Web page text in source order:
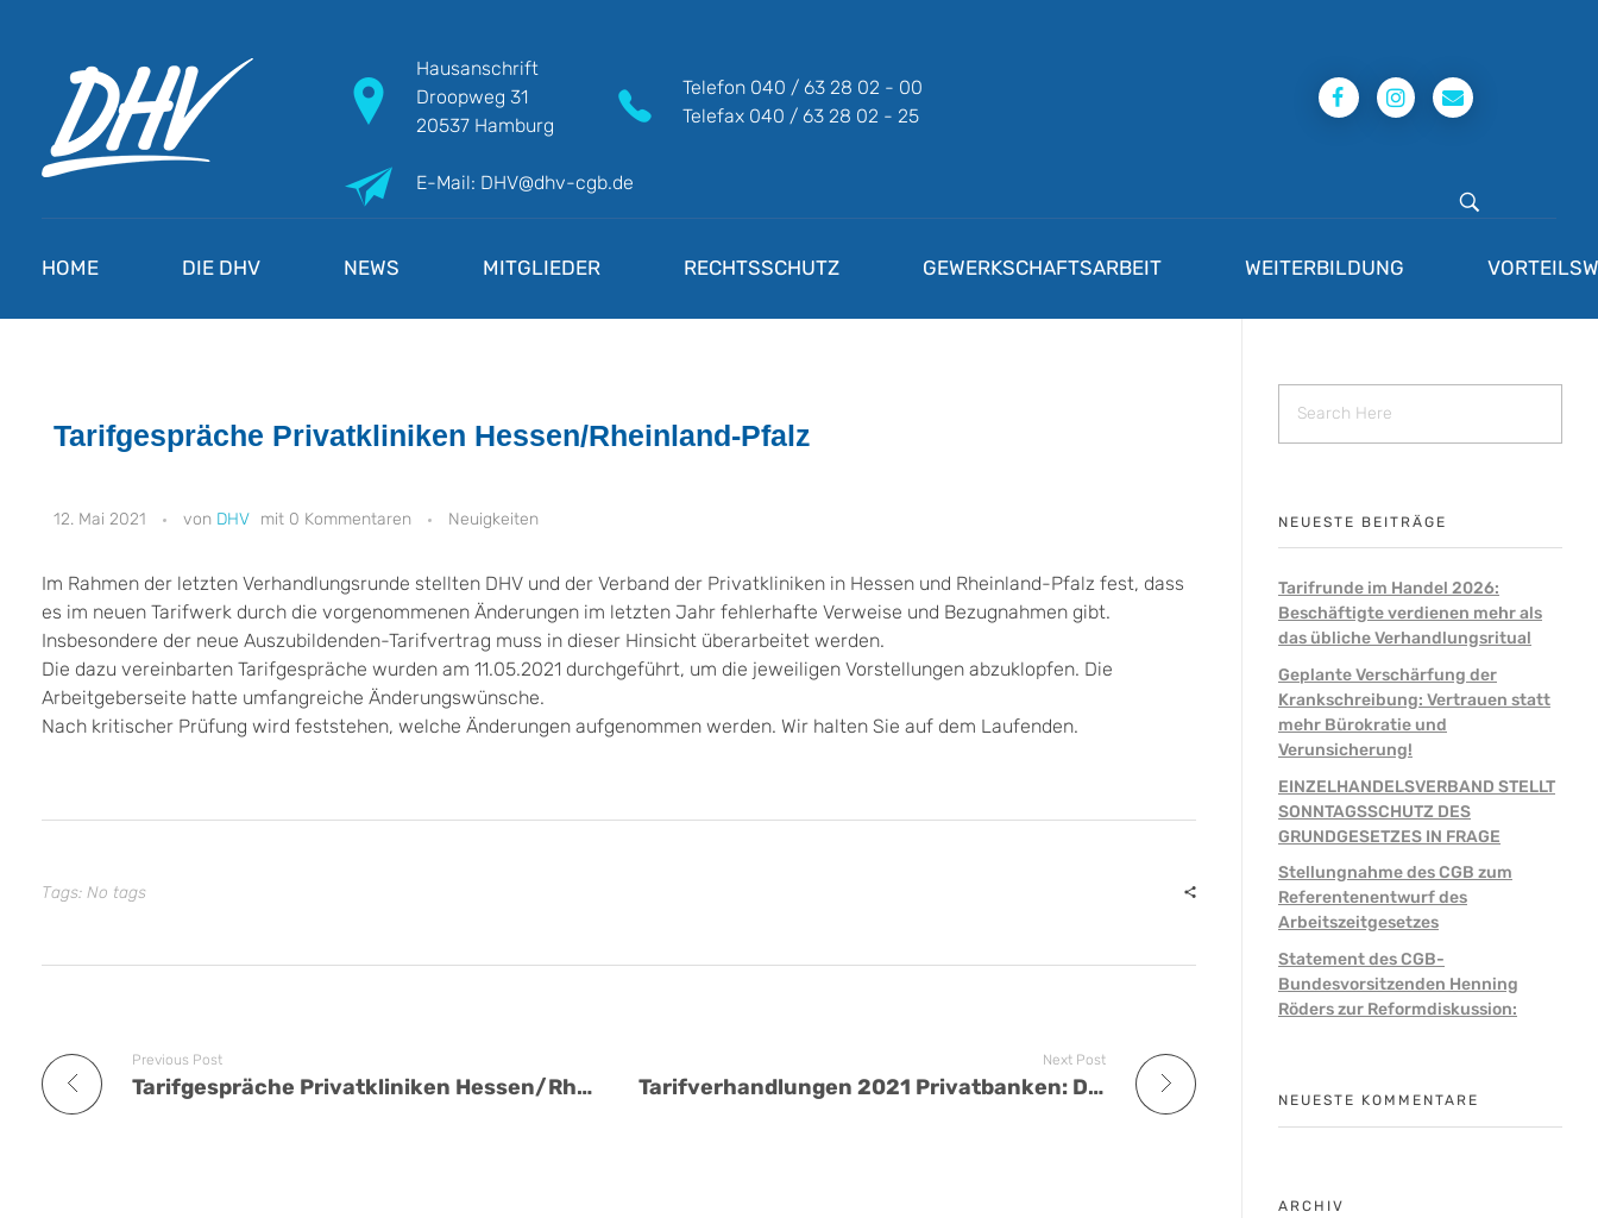
Hausanschrift
Droopweg 31
20537 Hamburg
Telefon 040 / 63 28 02 - 00
Telefax 040 / 63 28 02 - 25
E-Mail: DHV@dhv-cgb.de
HOME DIE DHV NEWS MITGLIEDER RECHTSSCHUTZ GEWERKSCHAFTSARBEIT WEITERBILDUNG
Tarifgespräche Privatkliniken Hessen/Rheinland-Pfalz
12. Mai 2021 DHV 0 Kommentaren Neuigkeiten
Im Rahmen der letzten Verhandlungsrunde stellten DHV und der Verband der Privatkliniken in Hessen und Rheinland-Pfalz fest, dass
es im neuen Tarifwerk durch die vorgenommenen Änderungen im letzten Jahr fehlerhafte Verweise und Bezugnahmen gibt.
Insbesondere der neue Auszubildenden-Tarifvertrag muss in dieser Hinsicht überarbeitet werden.
Die dazu vereinbarten Tarifgespräche wurden am 11.05.2021 durchgeführt, um die jeweiligen Vorstellungen abzuklopfen. Die
Arbeitgeberseite hatte umfangreiche Änderungswünsche.
Nach kritischer Prüfung wird feststehen, welche Änderungen aufgenommen werden. Wir halten Sie auf dem Laufenden.
Tags: No tags
Previous Post
Tarifgespräche Privatkliniken Hessen/Rheinland-Pfalz
Next Post
Tarifverhandlungen 2021 Privatbanken: DHV-Gehaltsforderung im Volumen 8,0 % für 18 Monate – Vereinbarkeit von Familie und Beruf im Fokus!
NEUESTE BEITRÄGE
Tarifrunde im Handel 2026:
Beschäftigte verdienen mehr als
das übliche Verhandlungsritual
Geplante Verschärfung der
Krankschreibung: Vertrauen statt
mehr Bürokratie und
Verunsicherung!
EINZELHANDELSVERBAND STELLT
SONNTAGSSCHUTZ DES
GRUNDGESETZES IN FRAGE
Stellungnahme des CGB zum
Referentenentwurf des
Arbeitszeitgesetzes
Statement des CGB-
Bundesvorsitzenden Henning
Röders zur Reformdiskussion:
NEUESTE KOMMENTARE
ARCHIV